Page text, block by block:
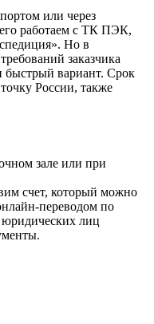
или через
работаем с ТК ПЭК,
Но в
заказчика
вариант. Срок
России, также
зале или при
счет, который можно
переводом по
юридических лиц